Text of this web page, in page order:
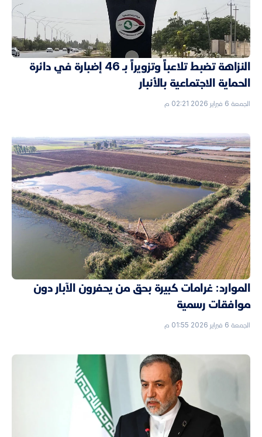
النزاهة تضبط تلاعباً وتزويراً بـ 46 إضبارة في دائرة
الحماية الاجتماعية بالأنبار
الجمعة 6 فبراير 2026 02:21 م
الموارد: غرامات كبيرة بحق من يحفرون الآبار دون
موافقات رسمية
الجمعة 6 فبراير 2026 01:55 م